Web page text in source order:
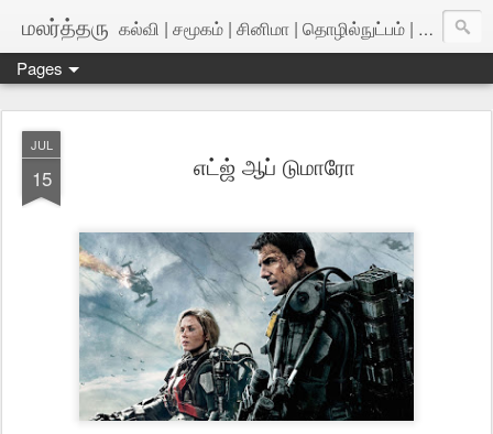
மலர்த்தரு கல்வி | சமூகம் | சினிமா | தொழில்நுட்பம் | அறிவியல்
Pages
JUL
15 எட்ஜ் ஆப் டுமாரோ